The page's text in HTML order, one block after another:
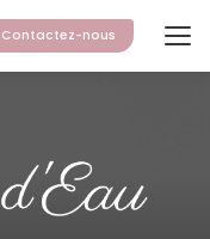
Contactez-nous